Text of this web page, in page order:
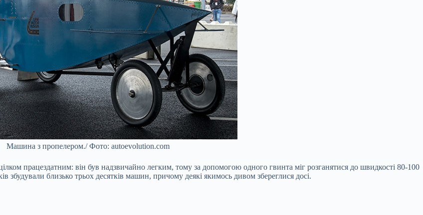
Машина з пропелером./ Фото: autoevolution.com
працездатним: він був надзвичайно легким, тому за допомогою одного гвинта міг розганятися до швидкості 80-100
збудували близько трьох десятків машин, причому деякі якимось дивом збереглися досі.